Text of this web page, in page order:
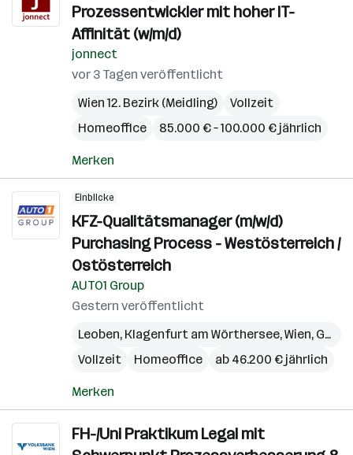
Prozessentwickler mit hoher IT-
Affinität (w/m/d)
jonnect
vor 3 Tagen veröffentlicht
Wien 12. Bezirk (Meidling)
Vollzeit
Homeoffice
85.000 € – 100.000 € jährlich
Merken
Einblicke
KFZ-Qualitätsmanager (m/w/d)
Purchasing Process - Westösterreich /
Ostösterreich
AUTO1 Group
Gestern veröffentlicht
Leoben, Klagenfurt am Wörthersee,Wien, Graz
Vollzeit
Homeoffice ab 46.200 € jährlich
Merken
FH-/Uni Praktikum Legal mit